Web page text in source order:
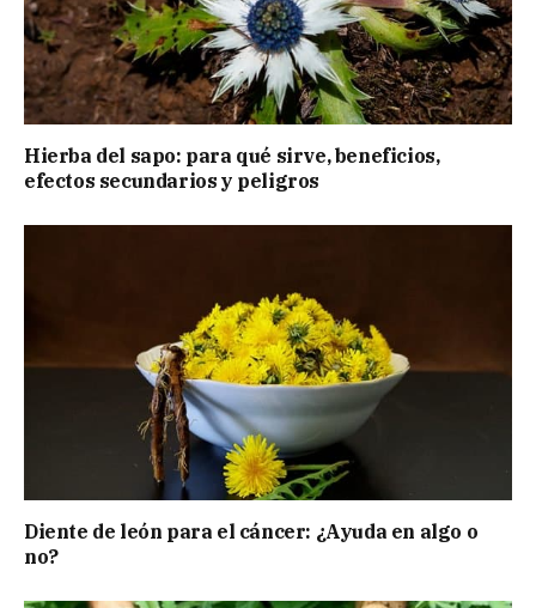
Hierba del sapo: para qué sirve, beneficios,
efectos secundarios y peligros
Diente de león para el cáncer: ¿Ayuda en algo o
no?